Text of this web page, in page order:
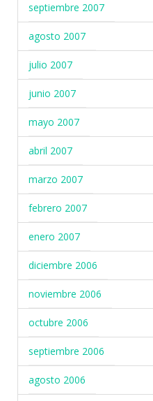
septiembre 2007
agosto 2007
julio 2007
junio 2007
mayo 2007
abril 2007
marzo 2007
febrero 2007
enero 2007
diciembre 2006
noviembre 2006
octubre 2006
septiembre 2006
agosto 2006